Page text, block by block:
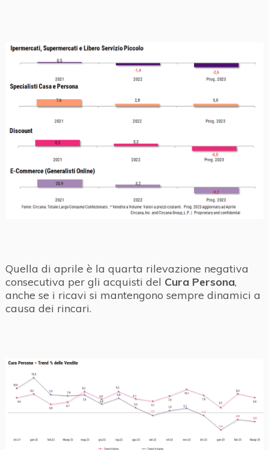
Quella di aprile è la quarta rilevazione negativa
consecutiva per gli acquisti del Cura Persona,
anche se i ricavi si mantengono sempre dinamici a
causa dei rincari.